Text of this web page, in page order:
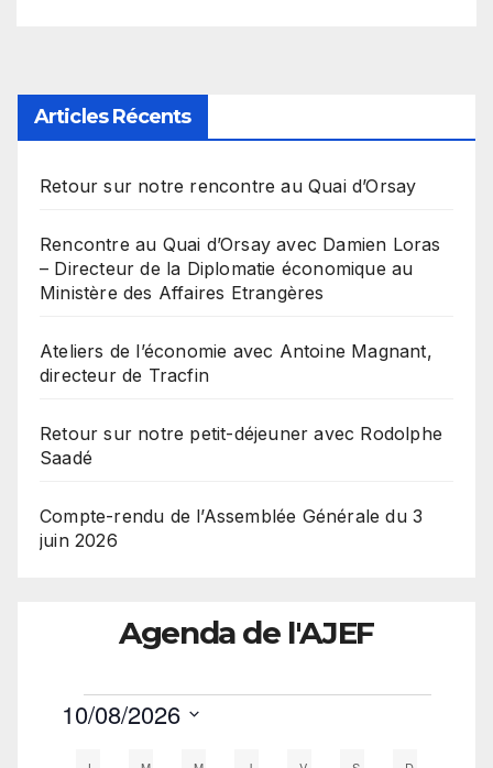
Articles Récents
Retour sur notre rencontre au Quai d’Orsay
Rencontre au Quai d’Orsay avec Damien Loras
– Directeur de la Diplomatie économique au
Ministère des Affaires Etrangères
Ateliers de l’économie avec Antoine Magnant,
directeur de Tracfin
Retour sur notre petit-déjeuner avec Rodolphe
Saadé
Compte-rendu de l’Assemblée Générale du 3
juin 2026
Agenda de l'AJEF